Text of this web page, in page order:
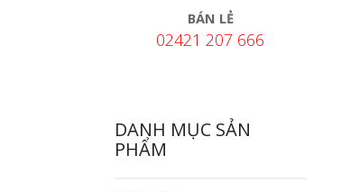
BÁN LẺ
02421 207 666
DANH MỤC SẢN
PHẨM